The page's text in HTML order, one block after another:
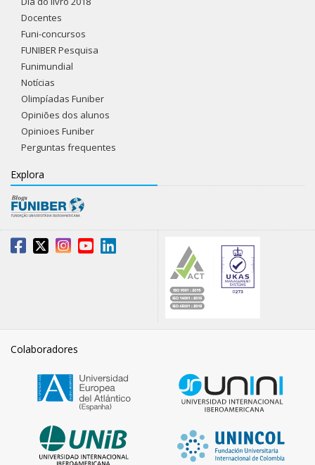
Docentes
Funi-concursos
FUNIBER Pesquisa
Funimundial
Notícias
Olimpíadas Funiber
Opiniões dos alunos
Opinioes Funiber
Perguntas frequentes
Explora
Colaboradores